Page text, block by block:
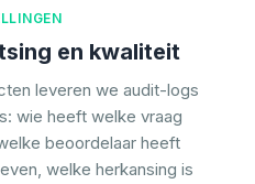
en kwaliteit
leveren we audit-logs
wie heeft welke vraag
beoordelaar heeft
welke herkansing is